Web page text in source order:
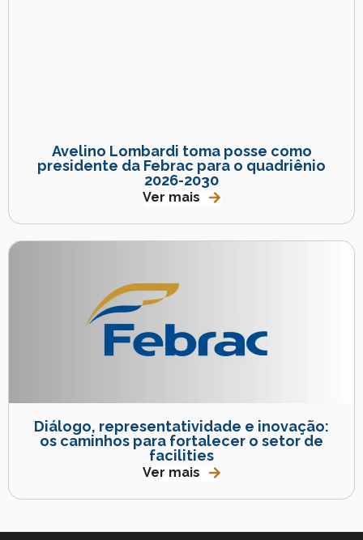
Avelino Lombardi toma posse como
presidente da Febrac para o quadriênio
2026-2030
Ver mais
Diálogo, representatividade e inovação:
os caminhos para fortalecer o setor de
facilities
Ver mais